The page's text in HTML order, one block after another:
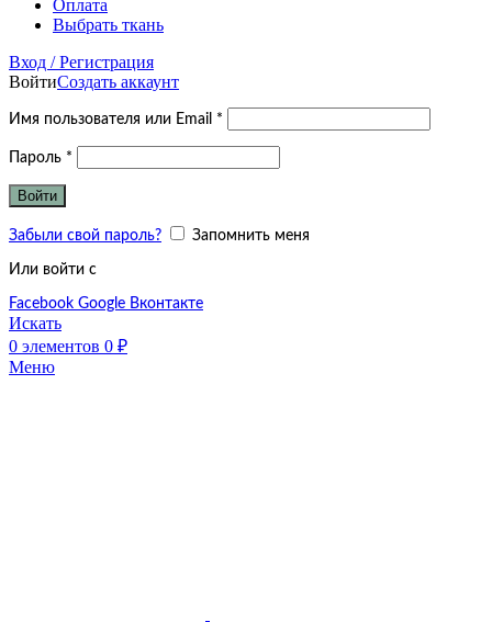
Оплата
Выбрать ткань
Вход / Регистрация
ВойтиСоздать аккаунт
Имя пользователя или Email *
Пароль *
Войти
Забыли свой пароль? Запомнить меня
Или войти с
Facebook Google Вконтакте
Искать
0 элементов 0 ₽
Меню